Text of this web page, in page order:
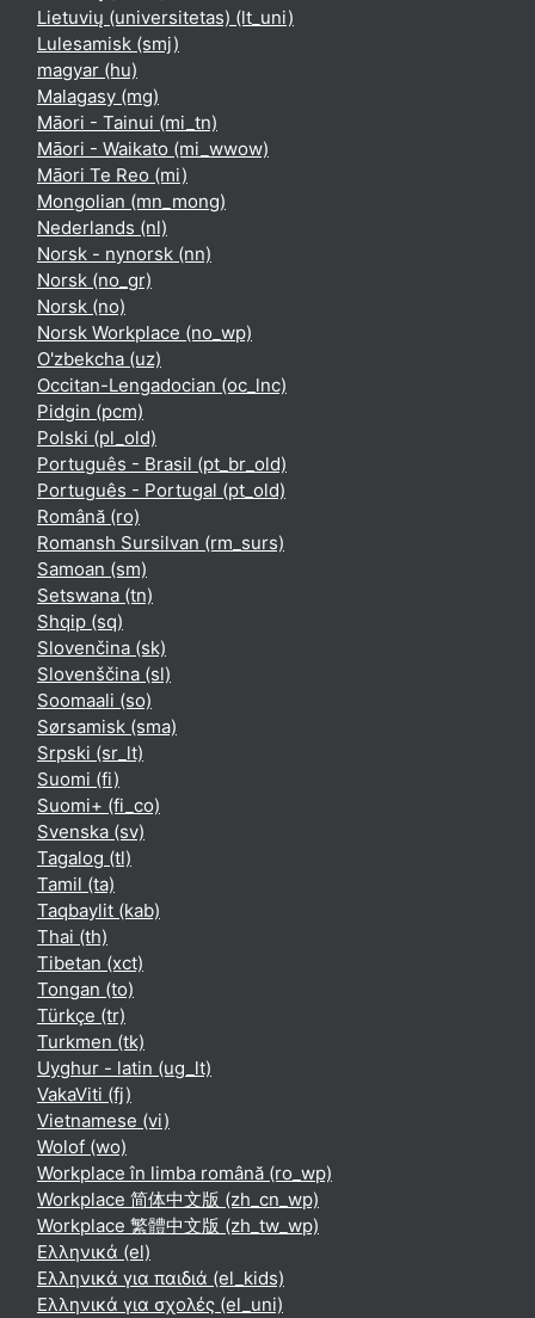
Lietuvių (universitetas) ‎(lt_uni)‎
Lulesamisk ‎(smj)‎
magyar ‎(hu)‎
Malagasy ‎(mg)‎
Māori - Tainui ‎(mi_tn)‎
Māori - Waikato ‎(mi_wwow)‎
Māori Te Reo ‎(mi)‎
Mongolian ‎(mn_mong)‎
Nederlands ‎(nl)‎
Norsk - nynorsk ‎(nn)‎
Norsk ‎(no_gr)‎
Norsk ‎(no)‎
Norsk Workplace ‎(no_wp)‎
O'zbekcha ‎(uz)‎
Occitan-Lengadocian ‎(oc_lnc)‎
Pidgin ‎(pcm)‎
Polski ‎(pl_old)‎
Português - Brasil ‎(pt_br_old)‎
Português - Portugal ‎(pt_old)‎
Română ‎(ro)‎
Romansh Sursilvan ‎(rm_surs)‎
Samoan ‎(sm)‎
Setswana ‎(tn)‎
Shqip ‎(sq)‎
Slovenčina ‎(sk)‎
Slovenščina ‎(sl)‎
Soomaali ‎(so)‎
Sørsamisk ‎(sma)‎
Srpski ‎(sr_lt)‎
Suomi ‎(fi)‎
Suomi+ ‎(fi_co)‎
Svenska ‎(sv)‎
Tagalog ‎(tl)‎
Tamil ‎(ta)‎
Taqbaylit ‎(kab)‎
Thai ‎(th)‎
Tibetan ‎(xct)‎
Tongan ‎(to)‎
Türkçe ‎(tr)‎
Turkmen ‎(tk)‎
Uyghur - latin ‎(ug_lt)‎
VakaViti ‎(fj)‎
Vietnamese ‎(vi)‎
Wolof ‎(wo)‎
Workplace în limba română ‎(ro_wp)‎
Workplace 简体中文版 ‎(zh_cn_wp)‎
Workplace 繁體中文版 ‎(zh_tw_wp)‎
Ελληνικά ‎(el)‎
Ελληνικά για παιδιά ‎(el_kids)‎
Ελληνικά για σχολές ‎(el_uni)‎